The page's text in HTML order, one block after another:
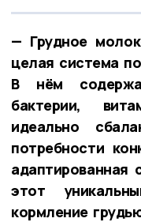
— Грудное
целая система
В нём
бактерии,
идеально
потребности
адаптированная
этот
кормление